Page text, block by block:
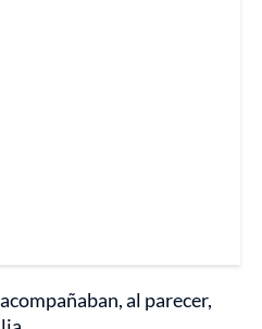
al parecer,